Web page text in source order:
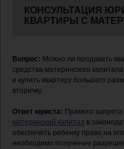
КОНСУЛЬТАЦИЯ
КВАРТИРЫ С
Вопрос: Можно ли продавать
средства материнского
и купить квартиру большего
вторичку.
Ответ юриста: Прямого запрета
материнский капитал в
обеспечить ребенку право на
необходимо получение